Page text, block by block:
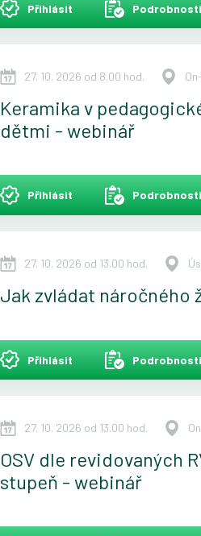
Přihlásit
27. 10. 2026 od 8.00 hod.
Keramika v
dětmi - webinář
Přihlásit
27. 10. 2026 od 13.00 hod.
Jak zvládat náročného
Přihlásit
27. 10. 2026 od 13.00 hod.
OSV dle revidovaných
stupeň - webinář